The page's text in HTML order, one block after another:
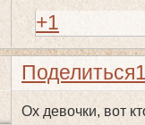
+1
Поделиться
Ох девочки, вот